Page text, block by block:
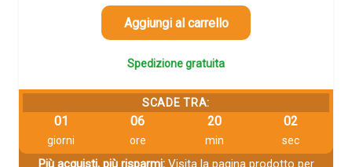
Aggiungi al carrello
Spedizione gratuita
SCADE TRA:
01
giorni
06
ore
20
min
01
sec
Più acquisti, più risparmi:Visita la pagina prodotto per